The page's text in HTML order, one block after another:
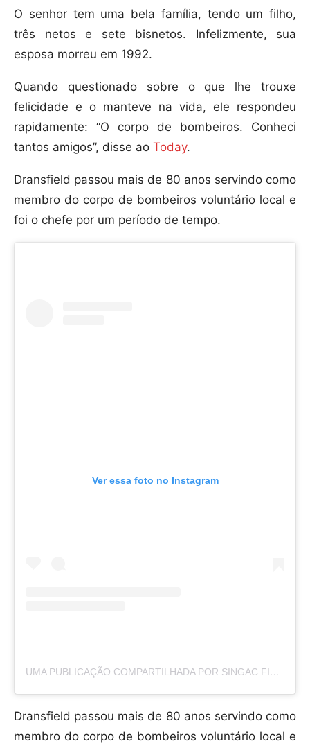
O senhor tem uma bela família, tendo um filho,
três netos e sete bisnetos. Infelizmente, sua
esposa morreu em 1992.
Quando questionado sobre o que lhe trouxe
felicidade e o manteve na vida, ele respondeu
rapidamente: “O corpo de bombeiros. Conheci
tantos amigos”, disse ao Today.
Dransfield passou mais de 80 anos servindo como
membro do corpo de bombeiros voluntário local e
foi o chefe por um período de tempo.
Ver essa foto no Instagram
UMA PUBLICAÇÃO COMPARTILHADA POR SINGAC FIRE (@SINGACFIRECOMPANY3)
Dransfield passou mais de 80 anos servindo como
membro do corpo de bombeiros voluntário local e